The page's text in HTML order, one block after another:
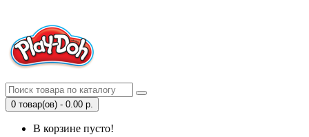
0 товар(ов) - 0.00 р.
В корзине пусто!